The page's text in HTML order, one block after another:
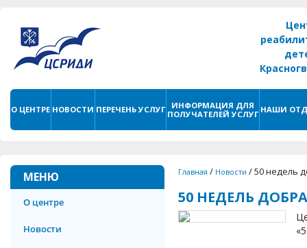
О ЦЕНТРЕ НОВОСТИ ПЕРЕЧЕНЬ УСЛУГ
ИНФОРМАЦИЯ ДЛЯ
ПОЛУЧАТЕЛЕЙ УСЛУГ НАШИ
МЕНЮ
О центре
Новости
Главная / Новости /50 недель
50 НЕДЕЛЬ ДОБРА